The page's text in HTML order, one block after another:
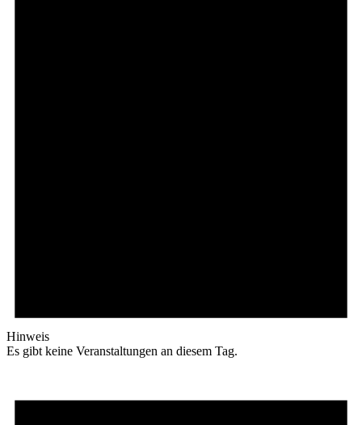
Hinweis
Es gibt keine Veranstaltungen an diesem Tag.